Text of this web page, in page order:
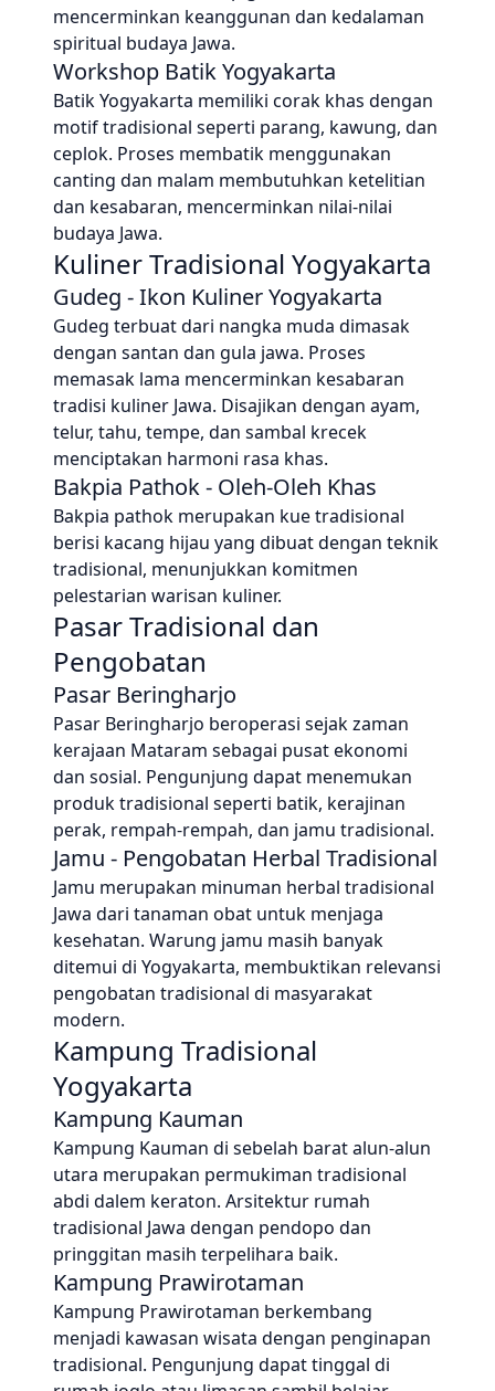
mencerminkan keanggunan dan kedalaman
spiritual budaya Jawa.
Workshop Batik Yogyakarta
Batik Yogyakarta memiliki corak khas dengan
motif tradisional seperti parang, kawung, dan
ceplok. Proses membatik menggunakan
canting dan malam membutuhkan ketelitian
dan kesabaran, mencerminkan nilai-nilai
budaya Jawa.
Kuliner Tradisional Yogyakarta
Gudeg - Ikon Kuliner Yogyakarta
Gudeg terbuat dari nangka muda dimasak
dengan santan dan gula jawa. Proses
memasak lama mencerminkan kesabaran
tradisi kuliner Jawa. Disajikan dengan ayam,
telur, tahu, tempe, dan sambal krecek
menciptakan harmoni rasa khas.
Bakpia Pathok - Oleh-Oleh Khas
Bakpia pathok merupakan kue tradisional
berisi kacang hijau yang dibuat dengan teknik
tradisional, menunjukkan komitmen
pelestarian warisan kuliner.
Pasar Tradisional dan
Pengobatan
Pasar Beringharjo
Pasar Beringharjo beroperasi sejak zaman
kerajaan Mataram sebagai pusat ekonomi
dan sosial. Pengunjung dapat menemukan
produk tradisional seperti batik, kerajinan
perak, rempah-rempah, dan jamu tradisional.
Jamu - Pengobatan Herbal Tradisional
Jamu merupakan minuman herbal tradisional
Jawa dari tanaman obat untuk menjaga
kesehatan. Warung jamu masih banyak
ditemui di Yogyakarta, membuktikan relevansi
pengobatan tradisional di masyarakat
modern.
Kampung Tradisional
Yogyakarta
Kampung Kauman
Kampung Kauman di sebelah barat alun-alun
utara merupakan permukiman tradisional
abdi dalem keraton. Arsitektur rumah
tradisional Jawa dengan pendopo dan
pringgitan masih terpelihara baik.
Kampung Prawirotaman
Kampung Prawirotaman berkembang
menjadi kawasan wisata dengan penginapan
tradisional. Pengunjung dapat tinggal di